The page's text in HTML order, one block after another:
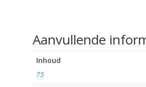
Aanvullende
Inhoud
75